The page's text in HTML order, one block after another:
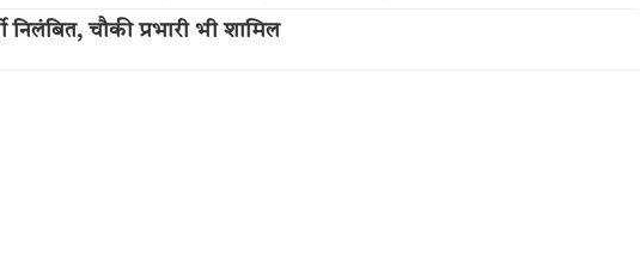
चौकी प्रभारी भी शामिल